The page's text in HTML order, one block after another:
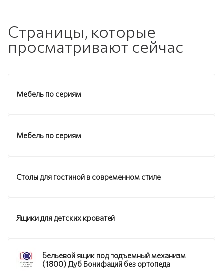
Страницы, которые
просматривают сейчас
Мебель по сериям
Мебель по сериям
Столы для гостиной в современном стиле
Ящики для детских кроватей
Бельевой ящик под подъемный механизм
(1800) Дуб Бонифаций без ортопеда